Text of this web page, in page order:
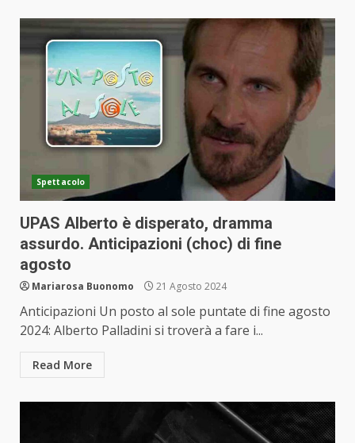
Spettacolo
UPAS Alberto è disperato, dramma
assurdo. Anticipazioni (choc) di fine
agosto
Mariarosa Buonomo 21 Agosto 2024
Anticipazioni Un posto al sole puntate di fine agosto
2024: Alberto Palladini si troverà a fare i...
Read More